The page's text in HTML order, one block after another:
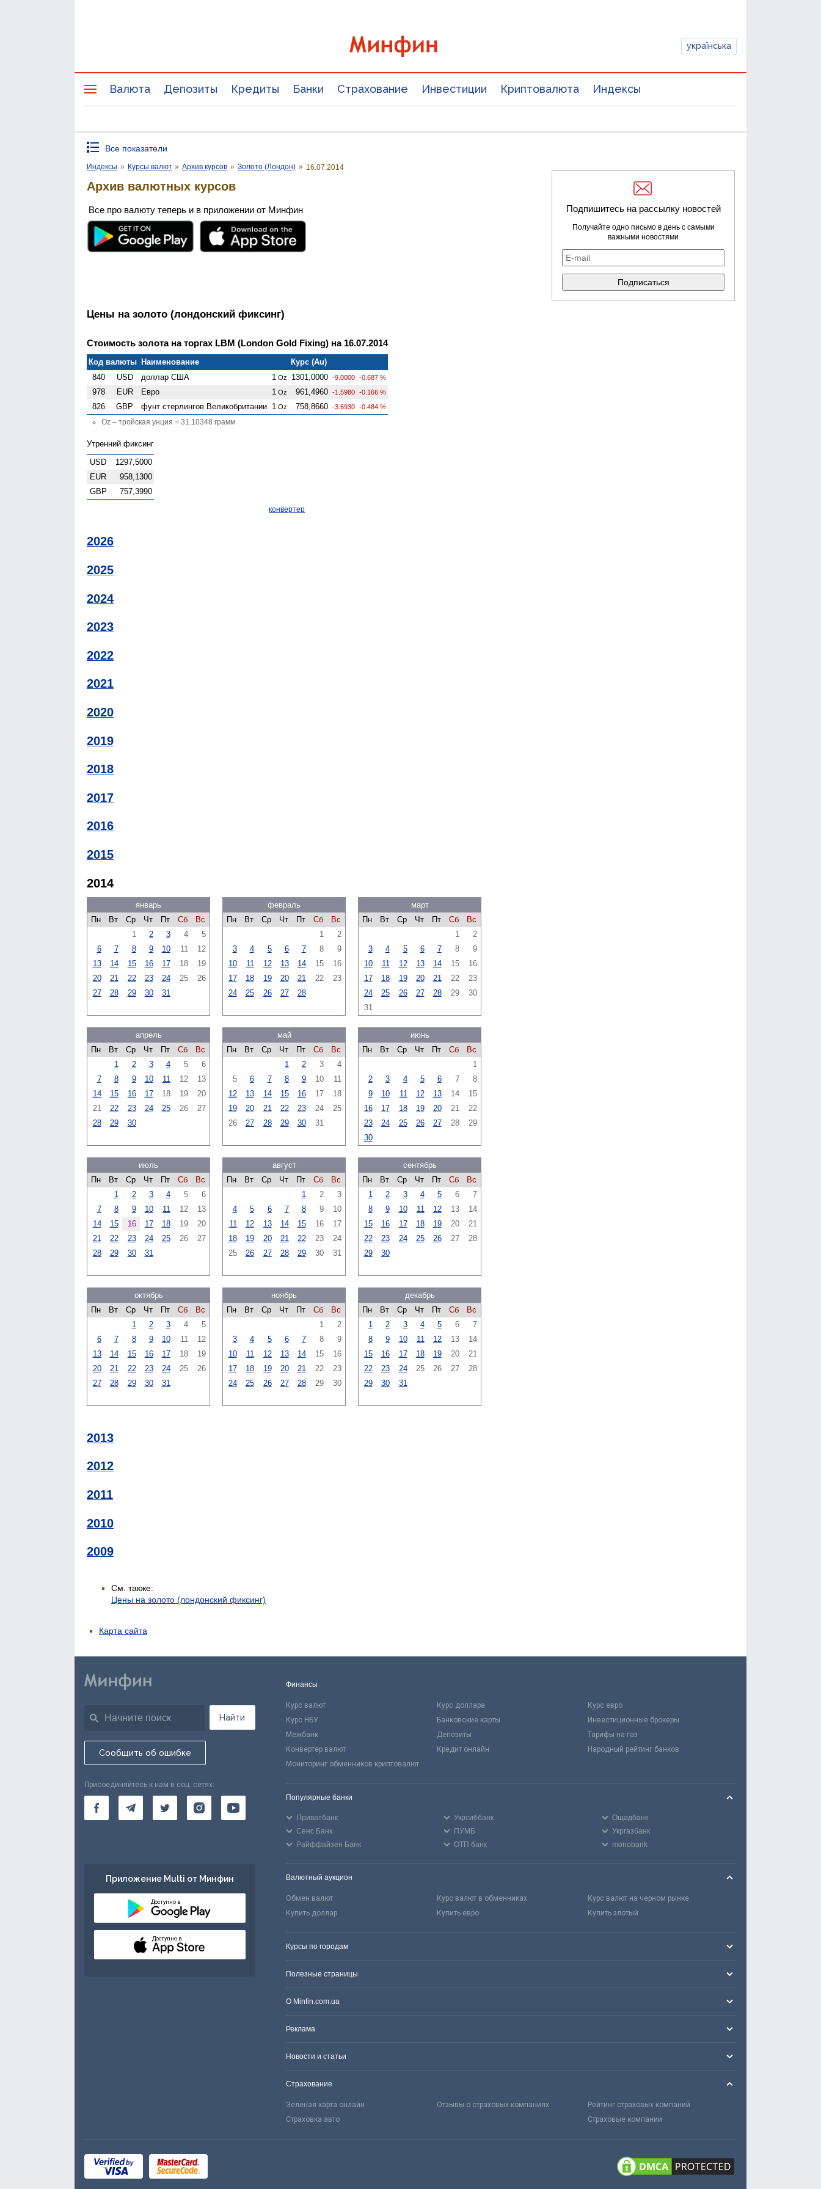
українська
Валюта Депозиты Кредиты Банки Страхование Инвестиции Криптовалюта Индексы
Все показатели
Индексы » Курсы валют » Архив курсов » Золото (Лондон) » 16.07.2014
Архив валютных курсов
Все про валюту теперь и в приложении от Минфин
Цены на золото (лондонский фиксинг)
Стоимость золота на торгах LBM (London Gold Fixing) на 16.07.2014
Код валюты Наименование
Курс (Au)
840
USD доллар США 1 Oz 1301,0000 -9.0000 -0.687 %
978 EUR Евро 1 Oz 961,4960 -1.5980 -0.166 %
826 GBP фунт стерлингов Велико­британии 1 Oz 758,8660 -3.6930 -0.484 %
Oz – тройская унция = 31.10348 грамм
Утренний фиксинг
USD
1297,5000
EUR
958,1300
GBP
757,3990
конвертер
2026
2025
2024
2023
2022
2021
2020
2019
2018
2017
2016
2015
2014
январь
Пн
Вт Ср Чт Пт Сб
Вс
1
2 3 4
5
6
7 8 9 10 11
12
13
14 15 16 17 18
19
20
21 22 23 24 25
26
27
28 29 30 31
февраль
Пн
Вт Ср Чт Пт Сб
Вс
1
2
3
4 5 6 7 8
9
10
11 12 13 14 15
16
17
18 19 20 21 22
23
24
25 26 27 28
март
Пн
Вт Ср Чт Пт Сб
Вс
1
2
3
4 5 6 7 8
9
10
11 12 13 14 15
16
17
18 19 20 21 22
23
24
25 26 27 28 29
30
31
апрель
Пн
Вт Ср Чт Пт Сб
Вс
1
2 3 4 5
6
7
8 9 10 11 12
13
14
15 16 17 18 19
20
21
22 23 24 25 26
27
28
29 30
май
Пн
Вт Ср Чт Пт Сб
Вс
1
2 3
4
5
6 7 8 9 10
11
12
13 14 15 16 17
18
19
20 21 22 23 24
25
26
27 28 29 30 31
июнь
Пн
Вт Ср Чт Пт Сб
Вс
1
2
3 4 5 6 7
8
9
10 11 12 13 14
15
16
17 18 19 20 21
22
23
24 25 26 27 28
29
30
июль
Пн
Вт Ср Чт Пт Сб
Вс
1
2 3 4 5
6
7
8 9 10 11 12
13
14
15 16 17 18 19
20
21
22 23 24 25 26
27
28
29 30 31
август
Пн
Вт Ср Чт Пт Сб
Вс
1
2
3
4
5 6 7 8 9
10
11
12 13 14 15 16
17
18
19 20 21 22 23
24
25
26 27 28 29 30 31
сентябрь
Пн
Вт Ср Чт Пт Сб
Вс
1
2 3 4 5 6
7
8
9 10 11 12 13
14
15
16 17 18 19 20
21
22
23 24 25 26 27
28
29
30
октябрь
Пн
Вт Ср Чт Пт Сб
Вс
1
2 3 4
5
6
7 8 9 10 11
12
13
14 15 16 17 18
19
20
21 22 23 24 25
26
27
28 29 30 31
ноябрь
Пн
Вт Ср Чт Пт Сб
Вс
1
2
3
4 5 6 7 8
9
10
11 12 13 14 15
16
17
18 19 20 21 22
23
24
25 26 27 28 29 30
декабрь
Пн
Вт Ср Чт Пт Сб
Вс
1
2 3 4 5 6
7
8
9 10 11 12 13
14
15
16 17 18 19 20
21
22
23 24 25 26 27
28
29
30 31
2013
2012
2011
2010
2009
См. также:
Цены на золото (лондонский фиксинг)
Подпишитесь на рассылку новостей
Получайте одно письмо в день с самыми
важными новостями
Карта сайта
Найти
Сообщить об ошибке
Присоединяйтесь к нам в соц. сетях:
Приложение Multi от Минфин
Доступно в
Доступно в
Финансы
Курс валют Курс доллара
Курс евро
Курс НБУ
Банковские карты
Инвестиционные брокеры
Межбанк
Депозиты
Тарифы на газ
Конвертер валют
Кредит онлайн
Народный рейтинг банков
Мониторинг обменников криптовалют
Популярные банки
Приватбанк Укрсиббанк
Ощадбанк
Сенс Банк
ПУМБ
Укргазбанк
Райффайзен Банк
ОТП банк monobank
Валютный аукцион
Обмен валют Курс валют в обменниках
Курс валют на черном рынке
Купить доллар
Купить евро Купить злотый
Курсы по городам
Полезные страницы
О Minfin.com.ua
Реклама
Новости и статьи
Страхование
Зеленая карта онлайн Отзывы о страховых компаниях
Рейтинг страховых компаний
Страховка авто
Страховые компании